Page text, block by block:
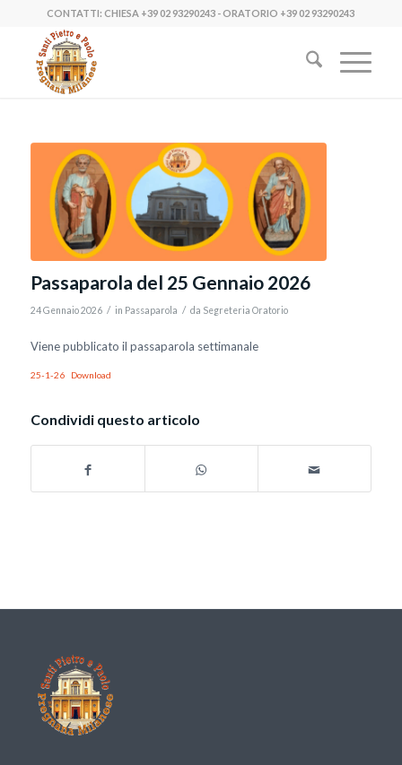
CONTATTI: CHIESA +39 02 93290243 - ORATORIO +39 02 93290243
Passaparola del 25 Gennaio 2026
24 Gennaio 2026 / in Passaparola / da Segreteria Oratorio
Viene pubblicato il passaparola settimanale
25-1-26 Download
Condividi questo articolo